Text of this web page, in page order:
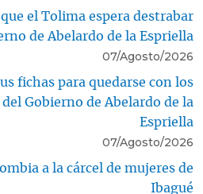
el Tolima espera destrabar
de Abelardo de la Espriella
07/Agosto/2026
fichas para quedarse con los
Gobierno de Abelardo de la
Espriella
07/Agosto/2026
a la cárcel de mujeres de
Ibagué